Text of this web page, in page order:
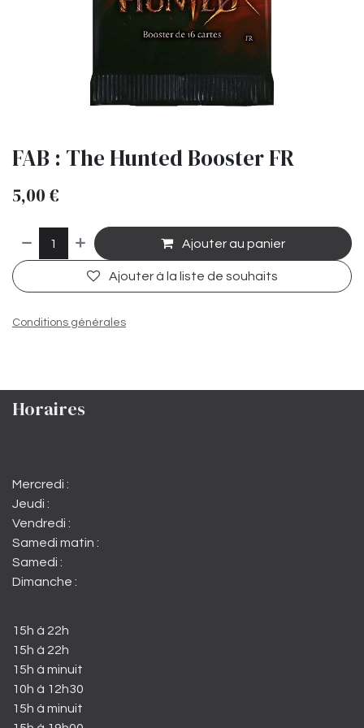
FAB : The Hunted Booster FR
5,00 €
Ajouter au panier
Ajouter à la liste de souhaits
Conditions générales
Horaires
Mercredi :
Jeudi :
Vendredi :
Samedi matin :
Samedi :
Dimanche :
15h à 22h
15h à 22h
15h à minuit
10h à 12h30
15h à minuit